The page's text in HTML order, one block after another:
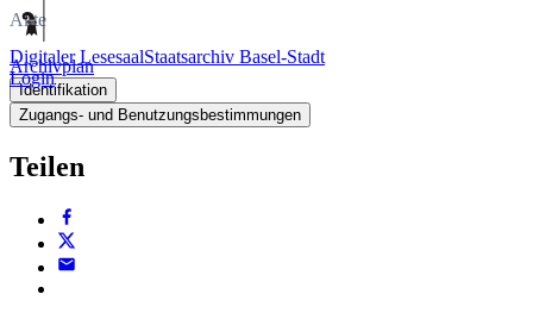
Digitaler LesesaalStaatsarchiv Basel-Stadt
Login
Akte
Archivplan
Identifikation
Zugangs- und Benutzungsbestimmungen
Teilen